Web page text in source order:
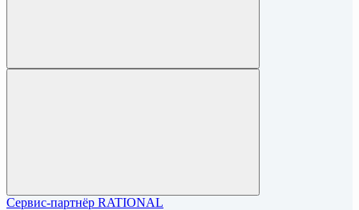
Сервис-партнёр RATIONAL